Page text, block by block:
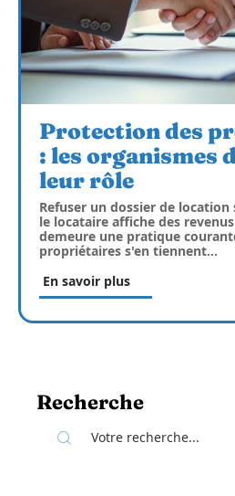
Protection des
: les organismes
leur rôle
Refuser un dossier de
le locataire affiche des
demeure une pratique
propriétaires s'en tiennent…
En savoir plus
Recherche